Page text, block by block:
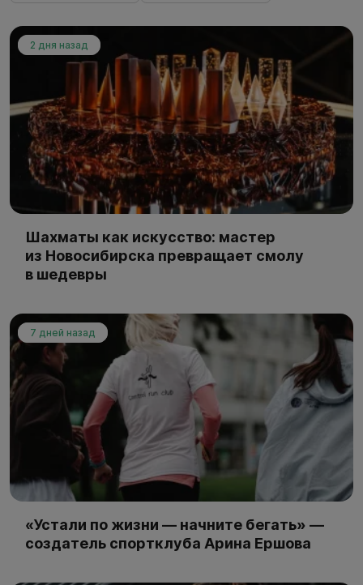
2 дня назад
Шахматы как искусство: мастер
из Новосибирска превращает смолу
в шедевры
7 дней назад
«Устали по жизни — начните бегать» —
создатель спортклуба Арина Ершова